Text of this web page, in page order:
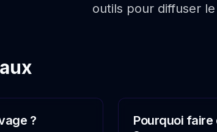
outils pour diffuser
?
Pourquoi